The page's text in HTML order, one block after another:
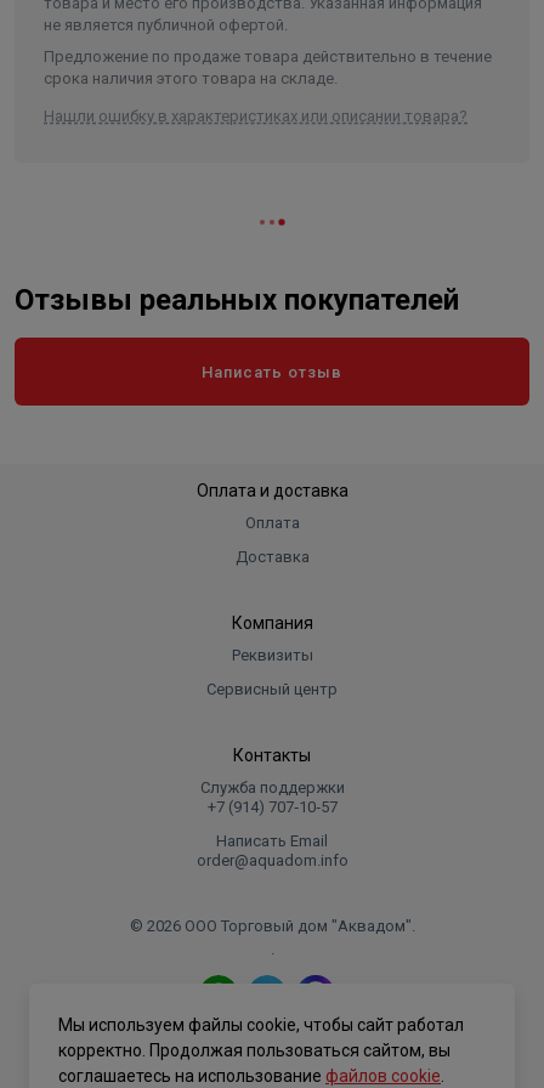
не является публичной офертой.
Предложение по продаже товара действительно в течение
срока наличия этого товара на складе.
Нашли ошибку в характеристиках или описании товара?
Отзывы реальных покупателей
Написать отзыв
Оплата и доставка
Оплата
Доставка
Компания
Реквизиты
Сервисный центр
Контакты
Служба поддержки
+7 (914) 707‑10‑57
Написать Email
order@aquadom.info
© 2026 ООО Торговый дом "Аквадом".
.
Политика конфиденциальности
Мы используем файлы cookie, чтобы сайт работал
корректно. Продолжая пользоваться сайтом, вы
соглашаетесь на использование файлов cookie